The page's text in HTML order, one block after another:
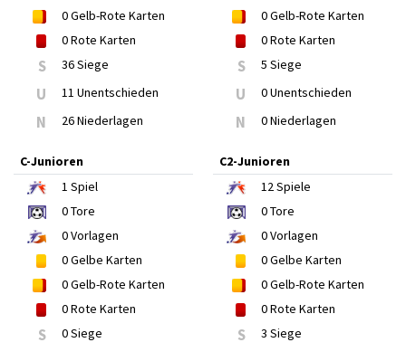
0Gelb-Rote Karten
0Rote Karten
S 36 Siege
U 11 Unentschieden
N 26 Niederlagen
0Gelb-Rote Karten
0Rote Karten
S 5 Siege
U 0 Unentschieden
N 0 Niederlagen
C-Junioren
1 Spiel
0Tore
0Vorlagen
0Gelbe Karten
0Gelb-Rote Karten
0Rote Karten
S 0 Siege
C2-Junioren
12Spiele
0Tore
0Vorlagen
0Gelbe Karten
0Gelb-Rote Karten
0Rote Karten
S 3 Siege